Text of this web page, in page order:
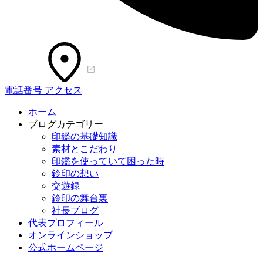
電話番号 アクセス
ホーム
ブログカテゴリー
印鑑の基礎知識
素材とこだわり
印鑑を使っていて困った時
鈴印の想い
交遊録
鈴印の舞台裏
社長ブログ
代表プロフィール
オンラインショップ
公式ホームページ